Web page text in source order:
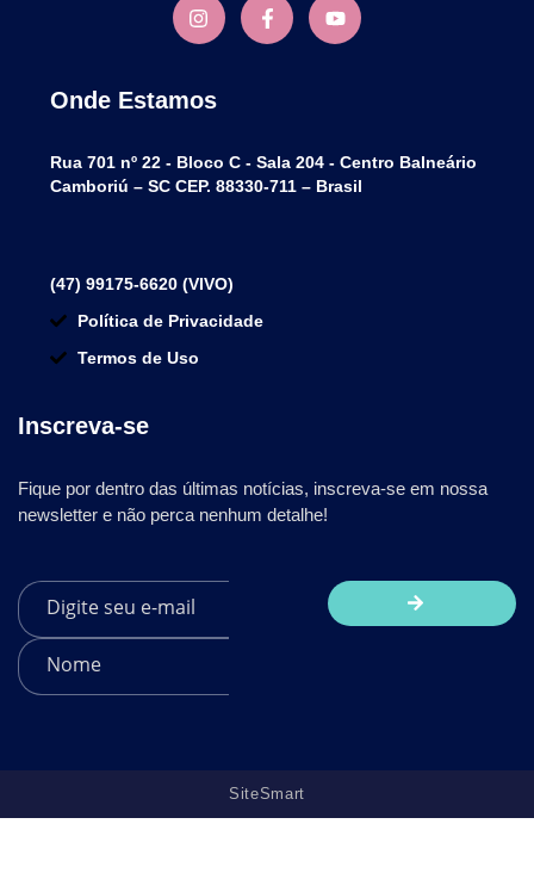
Onde Estamos
Rua 701 nº 22 - Bloco C - Sala 204 - Centro Balneário
Camboriú – SC CEP. 88330-711 – Brasil
(47) 99175-6620 (VIVO)
Política de Privacidade
Termos de Uso
Inscreva-se
Fique por dentro das últimas notícias, inscreva-se em nossa
newsletter e não perca nenhum detalhe!
SiteSmart